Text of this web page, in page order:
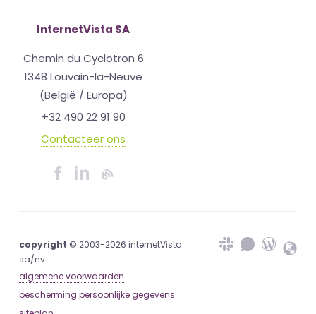
InternetVista SA
Chemin du Cyclotron 6
1348 Louvain-la-Neuve
(België / Europa)
+32 490 22 91 90
Contacteer ons
copyright © 2003-2026 internetVista
sa/nv
algemene voorwaarden
bescherming persoonlijke gegevens